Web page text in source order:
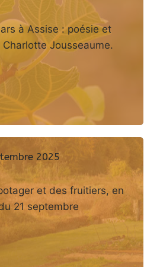
à Assise : poésie et
Jousseaume.
2025
et des fruitiers, en
21 septembre